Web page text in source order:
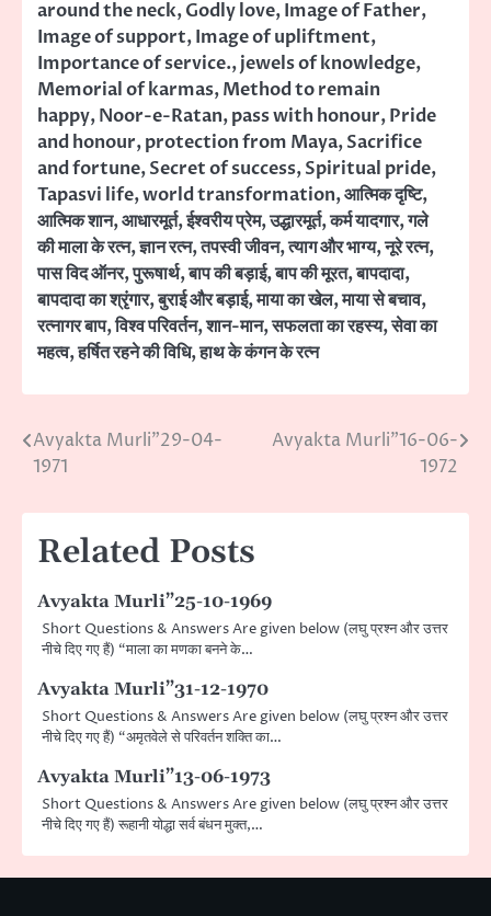
around the neck,Godly love,Image of Father,
Image of support,Image of upliftment,
Importance of service.,jewels of knowledge,
Memorial of karmas,Method to remain
happy,Noor-e-Ratan,pass with honour,Pride
and honour,protection from Maya,Sacrifice
and fortune,Secret of success,Spiritual pride,
Tapasvi life,world transformation,आत्मिक दृष्टि,
आत्मिक शान,आधारमूर्त,ईश्वरीय प्रेम,उद्धारमूर्त,कर्म यादगार,गले
की माला के रत्न,ज्ञान रत्न,तपस्वी जीवन,त्याग और भाग्य,नूरे रत्न,
पास विद ऑनर,पुरूषार्थ,बाप की बड़ाई,बाप की मूरत,बापदादा,
बापदादा का श्रृंगार,बुराई और बड़ाई,माया का खेल,माया से बचाव,
रत्नागर बाप,विश्व परिवर्तन,शान-मान,सफलता का रहस्य,सेवा का
महत्व,हर्षित रहने की विधि,हाथ के कंगन के रत्न
Post
Avyakta Murli”29-04-
1971
Avyakta Murli”16-06-
1972
Related Posts
Avyakta Murli”25-10-1969
Short Questions & Answers Are given below (लघु प्रश्न और उत्तर
नीचे दिए गए हैं) “माला का मणका बनने के…
Avyakta Murli”31-12-1970
Short Questions & Answers Are given below (लघु प्रश्न और उत्तर
नीचे दिए गए हैं) “अमृतवेले से परिवर्तन शक्ति का…
Avyakta Murli”13-06-1973
Short Questions & Answers Are given below (लघु प्रश्न और उत्तर
नीचे दिए गए हैं) रूहानी योद्धा सर्व बंधन मुक्त,…